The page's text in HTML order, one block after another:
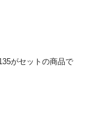
がセットの商品で